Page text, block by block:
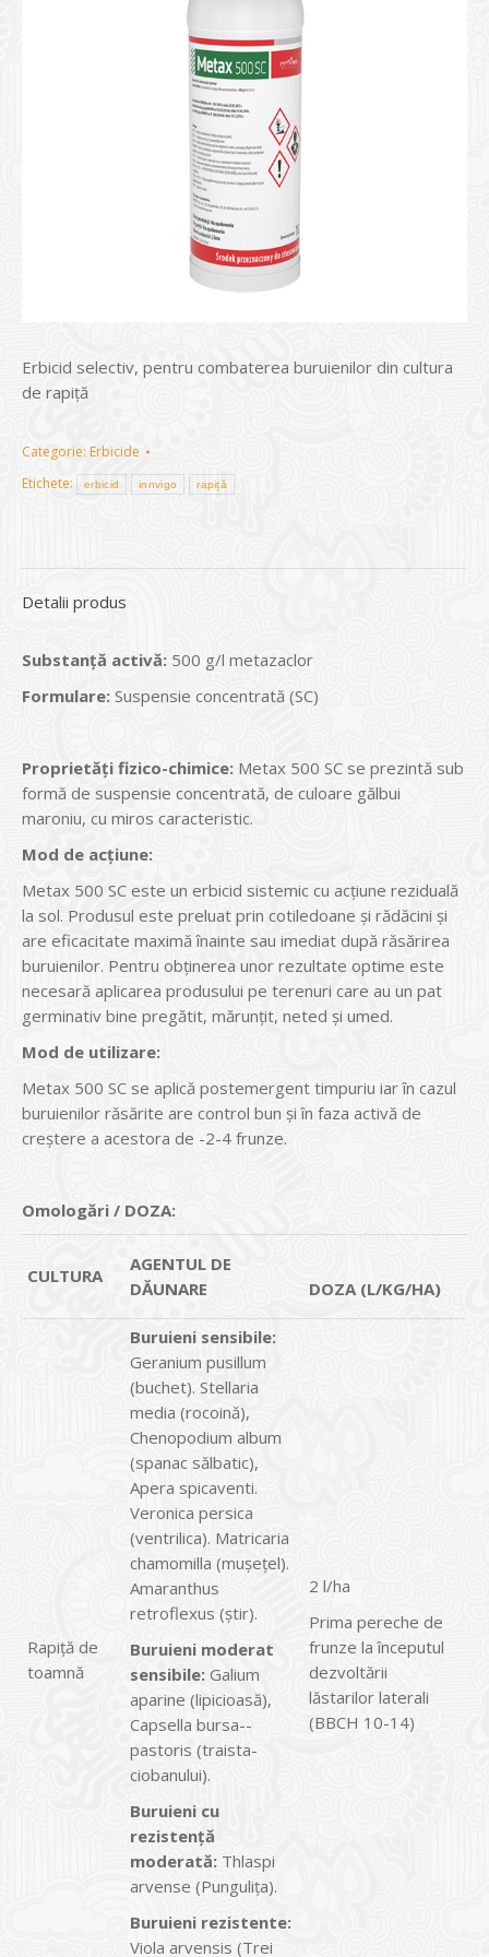
Erbicid selectiv, pentru combaterea buruienilor din cultura
de rapiță
Categorie: Erbicide
Etichete:
erbicid innvigo rapiță
Detalii produs
Substanţă activă: 500 g/l metazaclor
Formulare: Suspensie concentrată (SC)
Proprietăţi fizico-chimice: Metax 500 SC se prezintă sub
formă de suspensie concentrată, de culoare gălbui
maroniu, cu miros caracteristic.
Mod de acţiune:
Metax 500 SC este un erbicid sistemic cu acţiune reziduală
la sol. Produsul este preluat prin cotiledoane și rădăcini și
are eficacitate maximă înainte sau imediat după răsărirea
buruienilor. Pentru obţinerea unor rezultate optime este
necesară aplicarea produsului pe terenuri care au un pat
germinativ bine pregătit, mărunţit, neted și umed.
Mod de utilizare:
Metax 500 SC se aplică postemergent timpuriu iar în cazul
buruienilor răsărite are control bun şi în faza activă de
creştere a acestora de -2-4 frunze.
Omologări / DOZA:
CULTURA
AGENTUL DE
DĂUNARE
DOZA (L/KG/HA)
Rapiţă de
toamnă
Buruieni sensibile:
Geranium pusillum
(buchet). Stellaria
media (rocoină),
Chenopodium album
(spanac sălbatic),
Apera spica­venti.
Veronica persica
(ventrilica). Matricaria
chamomilla (muşeţel).
Amaranthus
retroflexus (ştir).
Buruieni moderat
sensibile: Galium
aparine (lipicioasă),
Capsella bursa-­
pastoris (traista-
ciobanului).
Buruieni cu
rezistenţă
moderată: Thlaspi
arvense (Pungulița).
Buruieni rezistente:
Viola arvensis (Trei
2 l/ha
Prima pereche de
frunze la începutul
dezvoltării
lăstarilor laterali
(BBCH 10-14)